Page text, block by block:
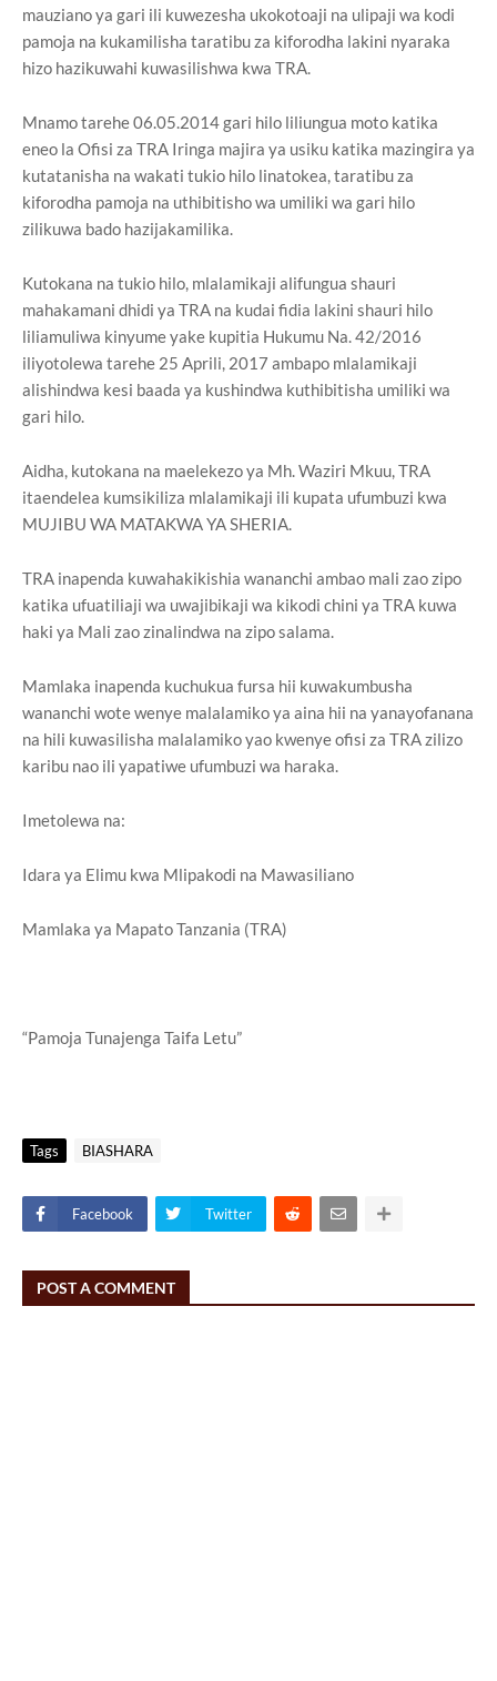
mauziano ya gari ili kuwezesha ukokotoaji na ulipaji wa kodi
pamoja na kukamilisha taratibu za kiforodha lakini nyaraka
hizo hazikuwahi kuwasilishwa kwa TRA.
Mnamo tarehe 06.05.2014 gari hilo liliungua moto katika
eneo la Ofisi za TRA Iringa majira ya usiku katika mazingira ya
kutatanisha na wakati tukio hilo linatokea, taratibu za
kiforodha pamoja na uthibitisho wa umiliki wa gari hilo
zilikuwa bado hazijakamilika.
Kutokana na tukio hilo, mlalamikaji alifungua shauri
mahakamani dhidi ya TRA na kudai fidia lakini shauri hilo
liliamuliwa kinyume yake kupitia Hukumu Na. 42/2016
iliyotolewa tarehe 25 Aprili, 2017 ambapo mlalamikaji
alishindwa kesi baada ya kushindwa kuthibitisha umiliki wa
gari hilo.
Aidha, kutokana na maelekezo ya Mh. Waziri Mkuu, TRA
itaendelea kumsikiliza mlalamikaji ili kupata ufumbuzi kwa
MUJIBU WA MATAKWA YA SHERIA.
TRA inapenda kuwahakikishia wananchi ambao mali zao zipo
katika ufuatiliaji wa uwajibikaji wa kikodi chini ya TRA kuwa
haki ya Mali zao zinalindwa na zipo salama.
Mamlaka inapenda kuchukua fursa hii kuwakumbusha
wananchi wote wenye malalamiko ya aina hii na yanayofanana
na hili kuwasilisha malalamiko yao kwenye ofisi za TRA zilizo
karibu nao ili yapatiwe ufumbuzi wa haraka.
Imetolewa na:
Idara ya Elimu kwa Mlipakodi na Mawasiliano
Mamlaka ya Mapato Tanzania (TRA)
“Pamoja Tunajenga Taifa Letu”
Tags BIASHARA
Facebook Twitter
POST A COMMENT